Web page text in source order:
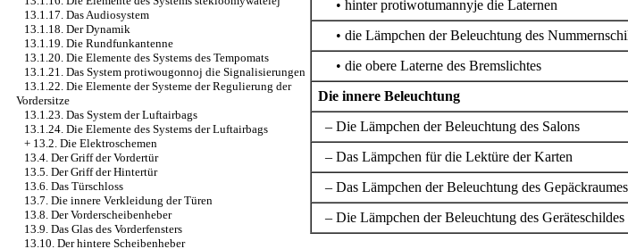
13.1.17. Das Audiosystem
13.1.18. Der Dynamik
13.1.19. Die Rundfunkantenne
13.1.20. Die Elemente des Systems des Tempomats
13.1.21. Das System protiwougonnoj die Signalisierungen
13.1.22. Die Elemente der Systeme der Regulierung der
Vordersitze
13.1.23. Das System der Luftairbags
13.1.24. Die Elemente des Systems der Luftairbags
+ 13.2. Die Elektroschemen
13.4. Der Griff der Vordertür
13.5. Der Griff der Hintertür
13.6. Das Türschloss
13.7. Die innere Verkleidung der Türen
13.8. Der Vorderscheibenheber
13.9. Das Glas des Vorderfensters
13.10. Der hintere Scheibenheber
• hinter protiwotumannyje die Laternen
• die Lämpchen der Beleuchtung des
• die obere Laterne des Bremslichtes
Die innere Beleuchtung
– Die Lämpchen der Beleuchtung des Salons
– Das Lämpchen für die Lektüre der Karten
– Das Lämpchen der Beleuchtung des Gepäckraumes
– Die Lämpchen der Beleuchtung des Geräteschildes